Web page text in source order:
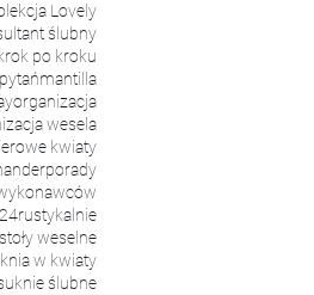
i Wesela w Pałacu
Lovely
ślubny
po kroku
mantilla
organizacja
wesela
kwiaty
porady
rustykalnie
stoły weselne
w kwiaty
ślubne